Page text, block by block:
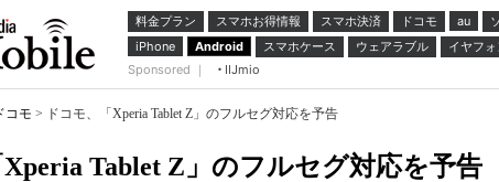
料金プラン スマホお得情報 スマホ決済 ドコモ au
iPhone
Android スマホケース ウェアラブル イヤフォ
Sponsored ｜
IIJmio
コモ > ドコモ、「Xperia Tablet Z」のフルセグ対応を予告
Xperia Tablet Z」のフルセグ対応を予告